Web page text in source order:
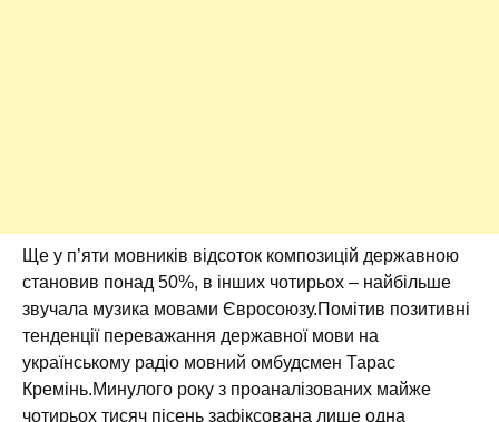
Ще у п’яти мовників відсоток композицій державною
становив понад 50%, в інших чотирьох – найбільше
звучала музика мовами Євросоюзу.Помітив позитивні
тенденції переважання державної мови на
українському радіо мовний омбудсмен Тарас
Кремінь.Минулого року з проаналізованих майже
чотирьох тисяч пісень зафіксована лише одна